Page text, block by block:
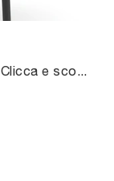
Cerchi una sedia da cucina in legno? Clicca e scopri il modello Sgabello Montera di Midj per completare i tuoi locali al meglio.